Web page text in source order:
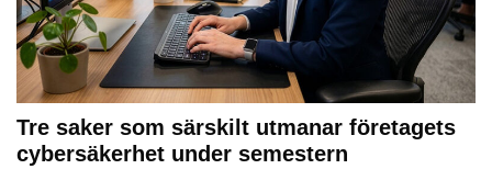
Tre saker som särskilt utmanar företagets
cybersäkerhet under semestern